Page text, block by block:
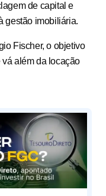
de capital e
gestão imobiliária.
Fischer, o objetivo
além da locação